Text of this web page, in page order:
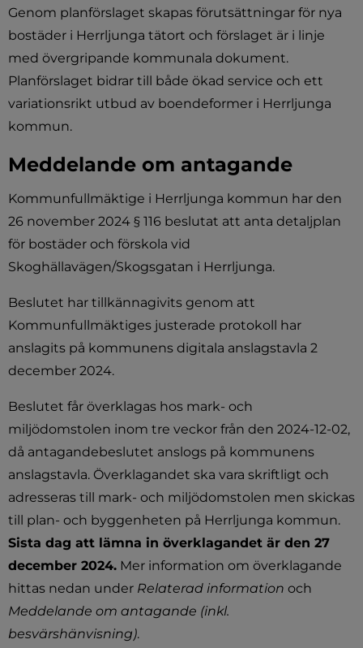
Genom planförslaget skapas förutsättningar för nya
bostäder i Herrljunga tätort och förslaget är i linje
med övergripande kommunala dokument.
Planförslaget bidrar till både ökad service och ett
variationsrikt utbud av boendeformer i Herrljunga
kommun.
Meddelande om antagande
Kommunfullmäktige i Herrljunga kommun har den
26 november 2024 § 116 beslutat att anta detaljplan
för bostäder och förskola vid
Skoghällavägen/Skogsgatan i Herrljunga.
Beslutet har tillkännagivits genom att
Kommunfullmäktiges justerade protokoll har
anslagits på kommunens digitala anslagstavla 2
december 2024.
Beslutet får överklagas hos mark- och
miljödomstolen inom tre veckor från den 2024-12-02,
då antagandebeslutet anslogs på kommunens
anslagstavla. Överklagandet ska vara skriftligt och
adresseras till mark- och miljödomstolen men skickas
Sista dag att lämna in överklagandet är den 27
december 2024. Mer information om överklagande
hittas nedan under Relaterad information
Meddelande om antagande (inkl.
besvärshänvisning).